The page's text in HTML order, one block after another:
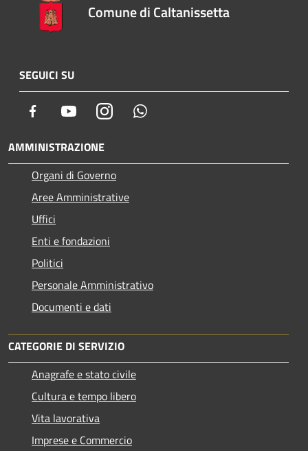
Comune di Caltanissetta
SEGUICI SU
Facebook YoutubeInstagram
AMMINISTRAZIONE
Organi di Governo
Aree Amministrative
Uffici
Enti e fondazioni
Politici
Personale Amministrativo
Documenti e dati
CATEGORIE DI SERVIZIO
Anagrafe e stato civile
Cultura e tempo libero
Vita lavorativa
Imprese e Commercio